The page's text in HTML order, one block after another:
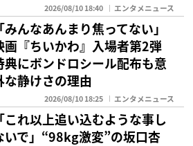
2026/08/10 18:40 エンタメニュース
「みんなあんまり焦ってない」
画『ちいかわ』入場者第2弾
典にボンドロシール配布も意
な静けさの理由
2026/08/10 18:25 エンタメニュース
「これ以上追い込むような事し
いで」“98kg激変”の坂口杏